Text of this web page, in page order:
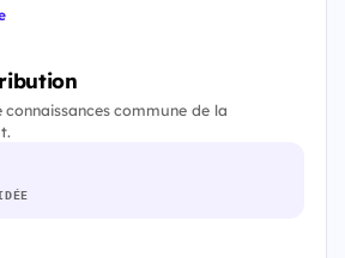
connaissances commune de la